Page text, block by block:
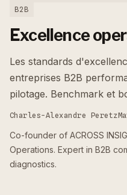
B2B
Excellence
Les standards
entreprises B2B
pilotage. Benchmark et
Charles-Alexandre Peretz
Co-founder of ACROSS
Operations. Expert in B2B
diagnostics.